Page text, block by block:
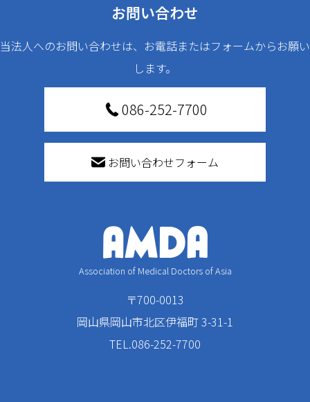
お問い合わせ
当法人へのお問い合わせは、お電話またはフォームからお願い
します。
086-252-7700
お問い合わせフォーム
Association of Medical Doctors of Asia
〒700-0013
岡山県岡山市北区伊福町 3-31-1
TEL.086-252-7700